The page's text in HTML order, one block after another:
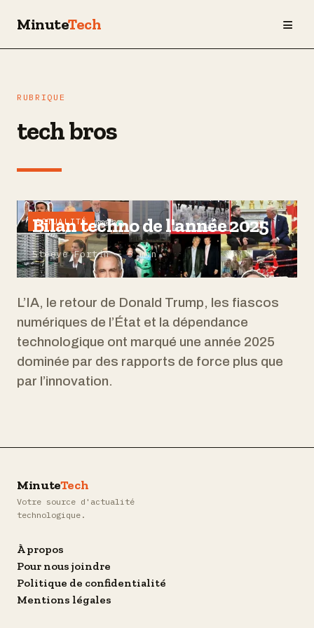
MinuteTech ≡
RUBRIQUE
tech bros
ACTUALITÉ
Bilan techno de l'année 2025
Steeve Fortin — 5 min
L’IA, le retour de Donald Trump, les fiascos
numériques de l’État et la dépendance
technologique ont marqué une année 2025
dominée par des rapports de force plus que
par l’innovation.
MinuteTech
Votre source d'actualité
technologique.
À propos
Pour nous joindre
Politique de confidentialité
Mentions légales